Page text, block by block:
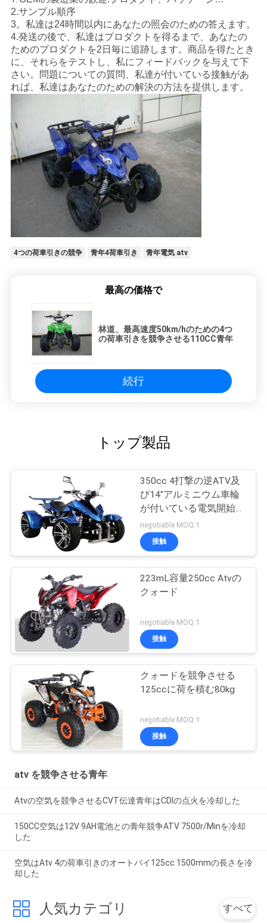
バ
シ
ー
ポ
シ
ー
2.サンプル順序
3。私達は24時間以内にあなたの照会のための答えます。
4.発送の後で、私達はプロダクトを得るまで、あなたの
ためのプロダクトを2日毎に追跡します。商品を得たとき
に、それらをテストし、私にフィードバックを与えて下
さい。問題についての質問、私達が付いている接触があ
れば、私達はあなたのための解決の方法を提供します。
4つの荷車引きの競争 青年4荷車引き 青年電気 atv
最高の価格で
林道、最高速度50km/hのための4つ
の荷車引きを競争させる110CC青年
続行
トップ製品
350cc 4打撃の逆ATV及
び14"アルミニウム車輪
が付いている電気開始マ
ニュアル
negotiable MOQ:1
接触
223mL容量250cc Atvの
クォード
negotiable MOQ:1
接触
クォードを競争させる
125ccに荷を積む80kg
negotiable MOQ:1
接触
atv を競争させる青年
Atvの空気を競争させるCVT伝達青年はCDIの点火を冷却した
150CC空気は12V 9AH電池との青年競争ATV 7500r/Minを冷却
した
空気はAtv 4の荷車引きのオートバイ125cc 1500mmの長さを冷
却した
人気カテゴリ すべて